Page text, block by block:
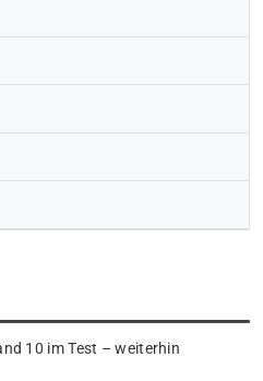
10 im Test – weiterhin